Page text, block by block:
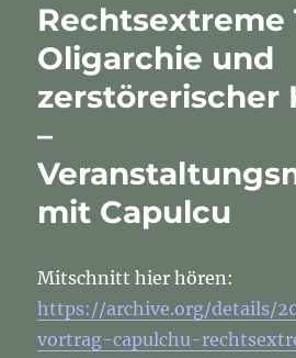
Rechtsextreme
Oligarchie und
zerstörerischer
–
mit Capulcu
Mitschnitt hier hören:
https://archive.org/details/
vortrag-capulchu-